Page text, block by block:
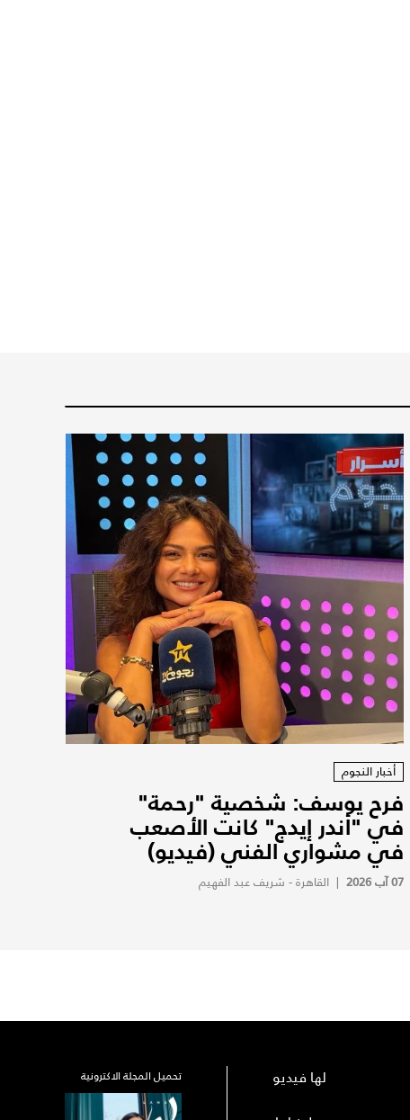
أخبار النجوم
فرح يوسف: شخصية "رحمة"
في "أندر إيدج" كانت الأصعب
في مشواري الفني (فيديو)
07 آب 2026 |القاهرة - شريف عبد الفهيم
لها فيديو
تحميل المجلة الاكترونية